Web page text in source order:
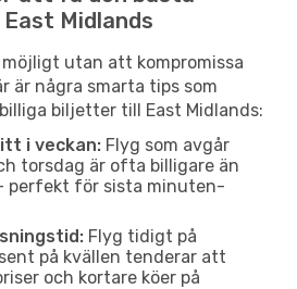
Midlands
utan att kompromissa
är några smarta tips som
biljetter till East Midlands:
i veckan: Flyg som avgår
torsdag är ofta billigare än
perfekt för sista minuten-
Flyg tidigt på
på kvällen tenderar att
och kortare köer på